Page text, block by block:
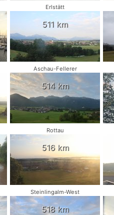
Erlstätt
511 km
Aschau-Fellerer
514 km
Rottau
516 km
Steinlingalm-West
518 km